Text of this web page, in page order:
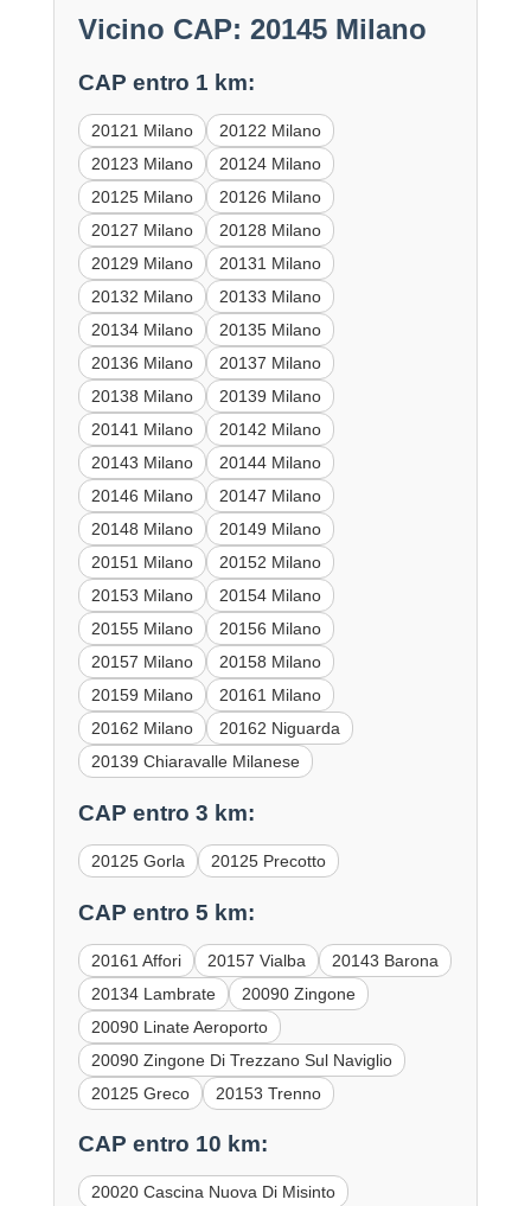
Vicino CAP: 20145 Milano
CAP entro 1 km:
20121 Milano
20122 Milano
20123 Milano
20124 Milano
20125 Milano
20126 Milano
20127 Milano
20128 Milano
20129 Milano
20131 Milano
20132 Milano
20133 Milano
20134 Milano
20135 Milano
20136 Milano
20137 Milano
20138 Milano
20139 Milano
20141 Milano
20142 Milano
20143 Milano
20144 Milano
20146 Milano
20147 Milano
20148 Milano
20149 Milano
20151 Milano
20152 Milano
20153 Milano
20154 Milano
20155 Milano
20156 Milano
20157 Milano
20158 Milano
20159 Milano
20161 Milano
20162 Milano
20162 Niguarda
20139 Chiaravalle Milanese
CAP entro 3 km:
20125 Gorla 20125 Precotto
CAP entro 5 km:
20161 Affori 20157 Vialba
20143 Barona
20134 Lambrate
20090 Zingone
20090 Linate Aeroporto
20090 Zingone Di Trezzano Sul Naviglio
20125 Greco
20153 Trenno
CAP entro 10 km:
20020 Cascina Nuova Di Misinto